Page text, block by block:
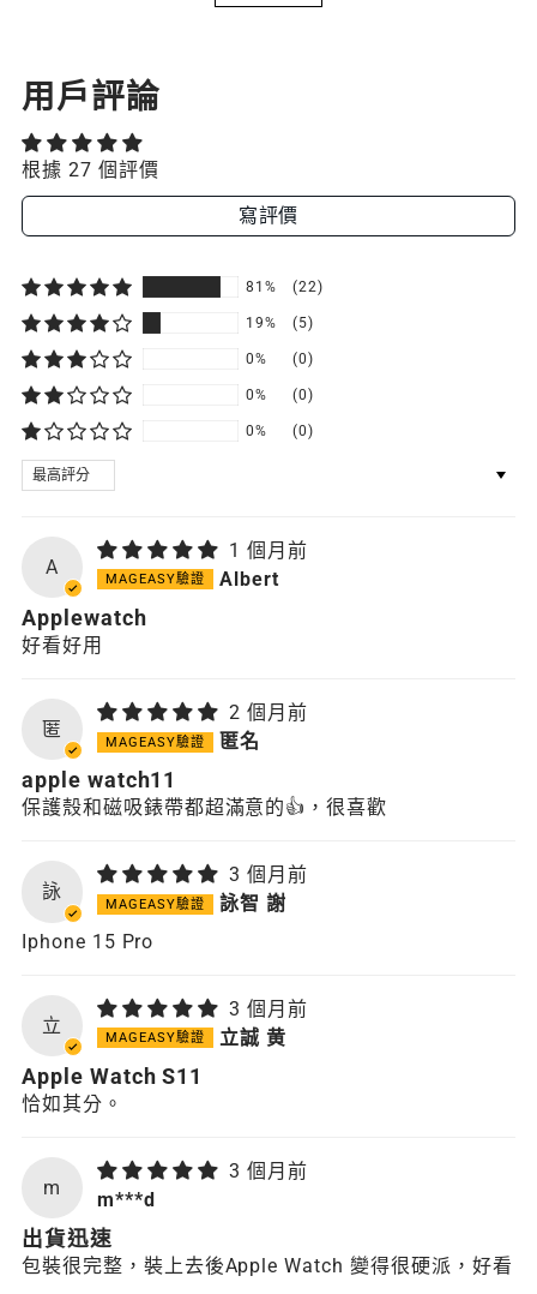
用戶評論
根據 27 個評價
寫評價
81% (22)
19% (5)
0% (0)
0% (0)
0% (0)
SORT BY
A
1 個月前
Albert
Applewatch
好看好用
匿
2 個月前
匿名
apple watch11
保護殼和磁吸錶帶都超滿意的👍，很喜歡
詠
3 個月前
詠智 謝
Iphone 15 Pro
立
3 個月前
立誠 黄
Apple Watch S11
恰如其分。
m
3 個月前
m***d
出貨迅速
包裝很完整，裝上去後Apple Watch 變得很硬派，好看